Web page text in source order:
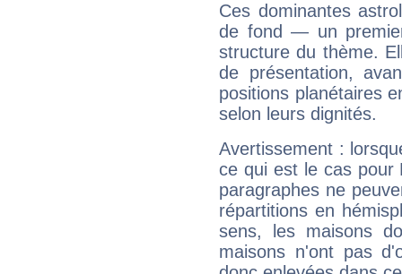
Ces dominantes
de fond — un
structure du thème.
de présentation,
positions planétaires
selon leurs dignités.
Avertissement :
ce qui est le cas pour
paragraphes ne
répartitions en
sens, les maisons
maisons n'ont pas